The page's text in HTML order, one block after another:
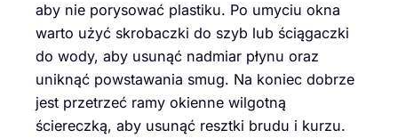
aby nie porysować plastiku. Po umyciu okna
warto użyć skrobaczki do szyb lub ściągaczki
do wody, aby usunąć nadmiar płynu oraz
uniknąć powstawania smug. Na koniec dobrze
jest przetrzeć ramy okienne wilgotną
ściereczką, aby usunąć resztki brudu i kurzu.